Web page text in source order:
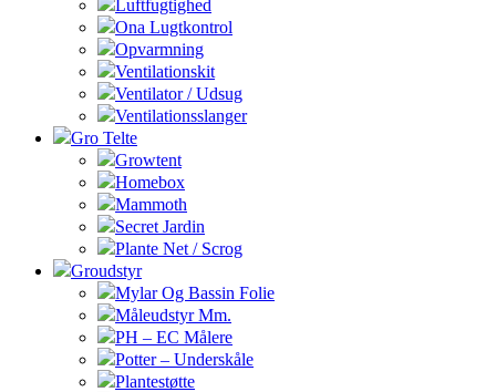
Luftfugtighed
Ona Lugtkontrol
Opvarmning
Ventilationskit
Ventilator / Udsug
Ventilationsslanger
Gro Telte
Growtent
Homebox
Mammoth
Secret Jardin
Plante Net / Scrog
Groudstyr
Mylar Og Bassin Folie
Måleudstyr Mm.
PH – EC Målere
Potter – Underskåle
Plantestøtte